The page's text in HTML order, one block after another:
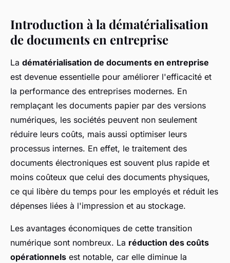
Introduction à la dématérialisation
de documents en entreprise
La dématérialisation de documents en entreprise
est devenue essentielle pour améliorer l'efficacité et
la performance des entreprises modernes. En
remplaçant les documents papier par des versions
numériques, les sociétés peuvent non seulement
réduire leurs coûts, mais aussi optimiser leurs
processus internes. En effet, le traitement des
documents électroniques est souvent plus rapide et
moins coûteux que celui des documents physiques,
ce qui libère du temps pour les employés et réduit les
dépenses liées à l'impression et au stockage.
Les avantages économiques de cette transition
numérique sont nombreux. La réduction des coûts
opérationnels est notable, car elle diminue la